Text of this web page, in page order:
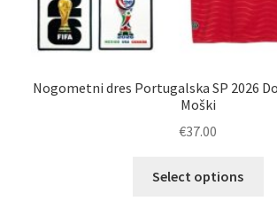
Nogometni dres Portugalska SP 2026
Moški
€37.00
Select options